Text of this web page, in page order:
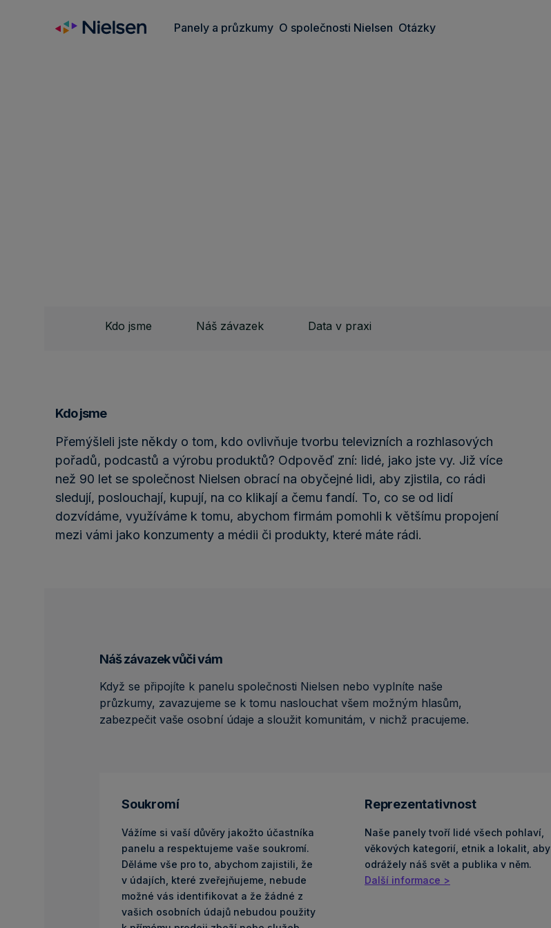
Panely a průzkumy O společnosti Nielsen Otázky
Kdo jsme Náš závazek Data v praxi
Kdo jsme
Přemýšleli jste někdy o tom, kdo ovlivňuje tvorbu televizních a rozhlasových
pořadů, podcastů a výrobu produktů? Odpověď zní: lidé, jako jste vy. Již více
než 90 let se společnost Nielsen obrací na obyčejné lidi, aby zjistila, co rádi
sledují, poslouchají, kupují, na co klikají a čemu fandí. To, co se od lidí
dozvídáme, využíváme k tomu, abychom firmám pomohli k většímu propojení
mezi vámi jako konzumenty a médii či produkty, které máte rádi.
Náš závazek vůči vám
Když se připojíte k panelu společnosti Nielsen nebo vyplníte naše
průzkumy, zavazujeme se k tomu naslouchat všem možným hlasům,
zabezpečit vaše osobní údaje a sloužit komunitám, v nichž pracujeme.
Soukromí
Vážíme si vaší důvěry jakožto účastníka
panelu a respektujeme vaše soukromí.
Děláme vše pro to, abychom zajistili, že
v údajích, které zveřejňujeme, nebude
možné vás identifikovat a že žádné z
vašich osobních údajů nebudou použity
Reprezentativnost
Naše panely tvoří lidé všech pohlaví,
věkových kategorií, etnik a lokalit, aby
odrážely náš svět a publika v něm.
Další informace >